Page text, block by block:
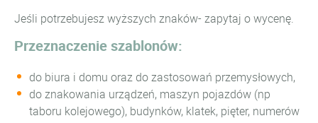
Jeśli potrzebujesz wyższych znaków- zapytaj o wycenę.
Przeznaczenie szablonów:
do biura i domu oraz do zastosowań przemysłowych,
do znakowania urządzeń, maszyn pojazdów (np
taboru kolejowego), budynków, klatek, pięter, numerów